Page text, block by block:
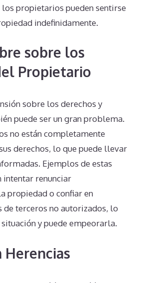
los propietarios pueden sentirse
indefinidamente.
sobre los
Propietario
sobre los derechos y
puede ser un gran problema.
no están completamente
derechos, lo que puede llevar
Ejemplos de estas
intentar renunciar
propiedad o confiar en
terceros no autorizados, lo
y puede empeorarla.